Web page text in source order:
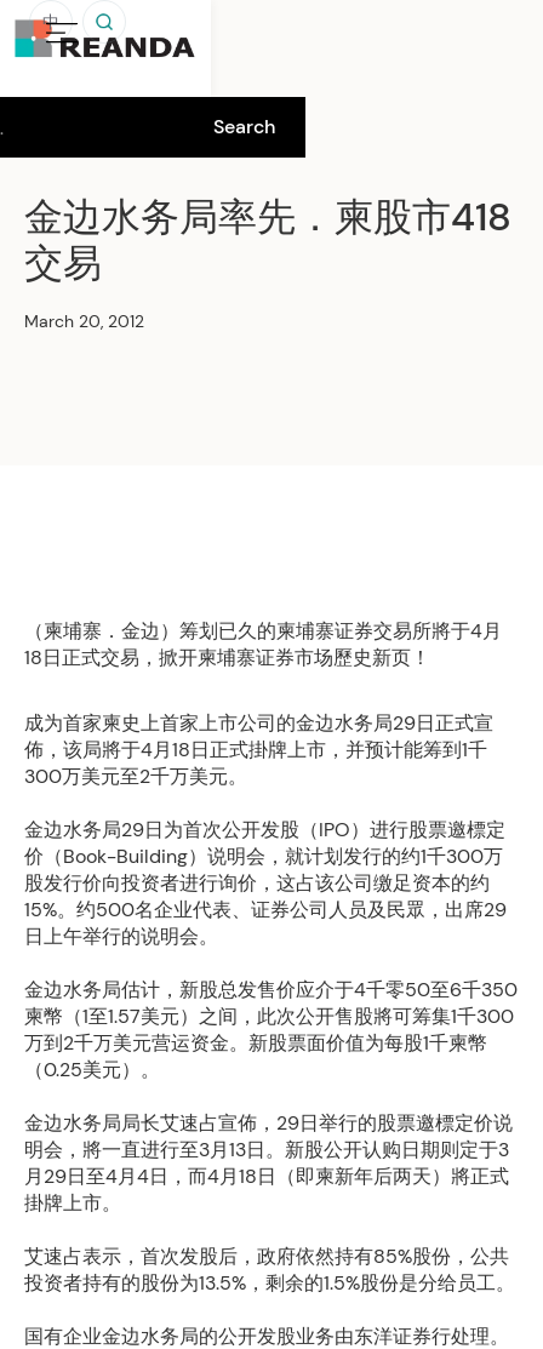
中
金边水务局率先．柬股市418
交易
March 20, 2012
（柬埔寨．金边）筹划已久的柬埔寨证券交易所將于4月
18日正式交易，掀开柬埔寨证券市场歷史新页！
成为首家柬史上首家上市公司的金边水务局29日正式宣
佈，该局將于4月18日正式掛牌上市，并预计能筹到1千
300万美元至2千万美元。
金边水务局29日为首次公开发股（IPO）进行股票邀標定
价（Book-Building）说明会，就计划发行的约1千300万
股发行价向投资者进行询价，这占该公司缴足资本的约
15%。约500名企业代表、证券公司人员及民眾，出席29
日上午举行的说明会。
金边水务局估计，新股总发售价应介于4千零50至6千350
柬幣（1至1.57美元）之间，此次公开售股將可筹集1千300
万到2千万美元营运资金。新股票面价值为每股1千柬幣
（0.25美元）。
金边水务局局长艾速占宣佈，29日举行的股票邀標定价说
明会，將一直进行至3月13日。新股公开认购日期则定于3
月29日至4月4日，而4月18日（即柬新年后两天）將正式
掛牌上市。
艾速占表示，首次发股后，政府依然持有85%股份，公共
投资者持有的股份为13.5%，剩余的1.5%股份是分给员工。
国有企业金边水务局的公开发股业务由东洋证券行处理。